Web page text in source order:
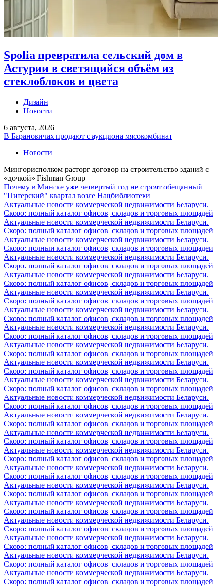
Spolia превратила сельский дом в
Астурии в светящийся объём из
стеклоблоков и цвета
Дизайн
Новости
6 августа, 2026
В Барановичах продают с аукциона мясокомбинат
Новости
Мингорисполком расторг договор на строительство зданий с
«дочкой» Fishman Group
Почему в Минске уже четвертый год не строят обещанный
"Питерский" квартал возле Нацбиблиотеки
Актуальные новости коммерческой недвижимости Беларуси.
Скоро: полный каталог офисов, складов и торговых площадей
Актуальные новости коммерческой недвижимости Беларуси.
Скоро: полный каталог офисов, складов и торговых площадей
Актуальные новости коммерческой недвижимости Беларуси.
Скоро: полный каталог офисов, складов и торговых площадей
Актуальные новости коммерческой недвижимости Беларуси.
Скоро: полный каталог офисов, складов и торговых площадей
Актуальные новости коммерческой недвижимости Беларуси.
Скоро: полный каталог офисов, складов и торговых площадей
Актуальные новости коммерческой недвижимости Беларуси.
Скоро: полный каталог офисов, складов и торговых площадей
Актуальные новости коммерческой недвижимости Беларуси.
Скоро: полный каталог офисов, складов и торговых площадей
Актуальные новости коммерческой недвижимости Беларуси.
Скоро: полный каталог офисов, складов и торговых площадей
Актуальные новости коммерческой недвижимости Беларуси.
Скоро: полный каталог офисов, складов и торговых площадей
Актуальные новости коммерческой недвижимости Беларуси.
Скоро: полный каталог офисов, складов и торговых площадей
Актуальные новости коммерческой недвижимости Беларуси.
Скоро: полный каталог офисов, складов и торговых площадей
Актуальные новости коммерческой недвижимости Беларуси.
Скоро: полный каталог офисов, складов и торговых площадей
Актуальные новости коммерческой недвижимости Беларуси.
Скоро: полный каталог офисов, складов и торговых площадей
Актуальные новости коммерческой недвижимости Беларуси.
Скоро: полный каталог офисов, складов и торговых площадей
Актуальные новости коммерческой недвижимости Беларуси.
Скоро: полный каталог офисов, складов и торговых площадей
Актуальные новости коммерческой недвижимости Беларуси.
Скоро: полный каталог офисов, складов и торговых площадей
Актуальные новости коммерческой недвижимости Беларуси.
Скоро: полный каталог офисов, складов и торговых площадей
Актуальные новости коммерческой недвижимости Беларуси.
Скоро: полный каталог офисов, складов и торговых площадей
Актуальные новости коммерческой недвижимости Беларуси.
Скоро: полный каталог офисов, складов и торговых площадей
Актуальные новости коммерческой недвижимости Беларуси.
Скоро: полный каталог офисов, складов и торговых площадей
Актуальные новости коммерческой недвижимости Беларуси.
Скоро: полный каталог офисов, складов и торговых площадей
Актуальные новости коммерческой недвижимости Беларуси.
Скоро: полный каталог офисов, складов и торговых площадей